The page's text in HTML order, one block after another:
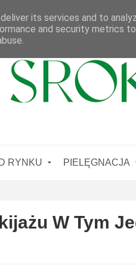
RYNKU PIELĘGNACJA
W Tym
its services and to
and security metrics